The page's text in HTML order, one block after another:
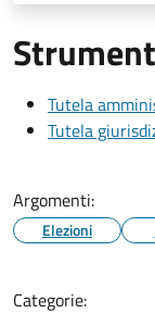
Tutela
Tutela
Argomenti:
Elezioni
Categorie: